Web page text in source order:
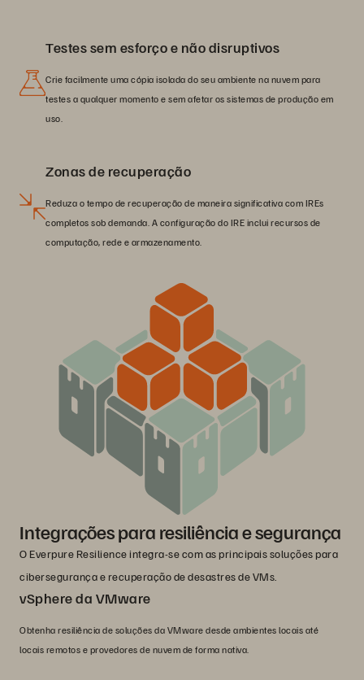
Testes sem esforço e não disruptivos
Crie facilmente uma cópia isolada do seu ambiente na nuvem para
testes a qualquer momento e sem afetar os sistemas de produção em
uso.
Zonas de recuperação
Reduza o tempo de recuperação de maneira significativa com IREs
completos sob demanda. A configuração do IRE inclui recursos de
computação, rede e armazenamento.
Integrações para resiliência e segurança
O Everpure Resilience integra-se com as principais soluções para
cibersegurança e recuperação de desastres de VMs.
vSphere da VMware
Obtenha resiliência de soluções da VMware desde ambientes locais até
locais remotos e provedores de nuvem de forma nativa.